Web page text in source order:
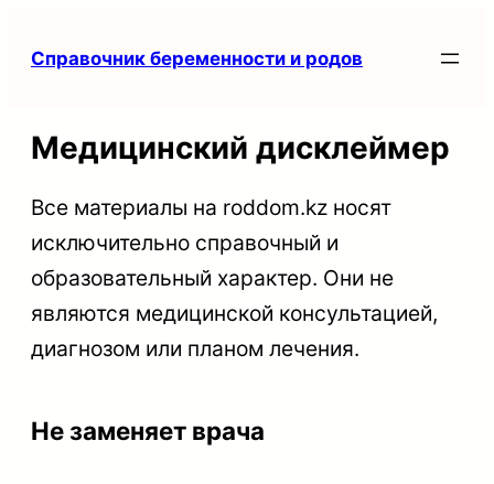
Справочник беременности и родов
Медицинский дисклеймер
Все материалы на roddom.kz носят
исключительно справочный и
образовательный характер. Они не
являются медицинской консультацией,
диагнозом или планом лечения.
Не заменяет врача